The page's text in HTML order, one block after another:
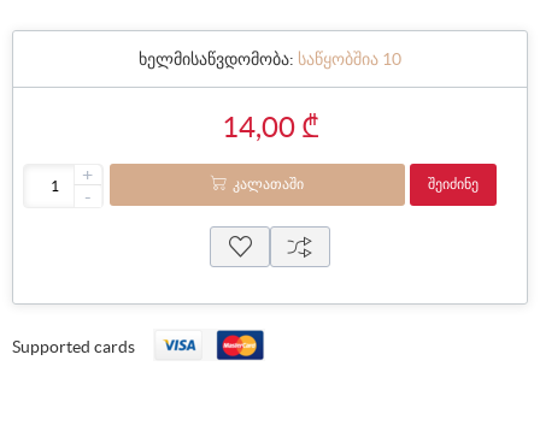
ხელმისაწვდომობა: საწყობშია 10
14,00 ₾
+
-
ᲙᲐᲚᲐᲗᲐᲨᲘ ᲨᲔᲘᲫᲘᲜᲔ
Supported cards